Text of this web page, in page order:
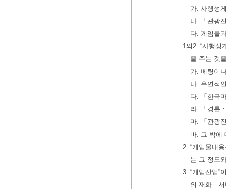
가. 사행성
나. 「관광
다. 게임물
1의2. “사행성
을 주는 것
가. 베팅이
나. 우연적
다. 「한국
라. 「경륜
마. 「관광
바. 그 밖에
2. “게임물내
는 그 정도
3. “게임산업”
의 재화ㆍ